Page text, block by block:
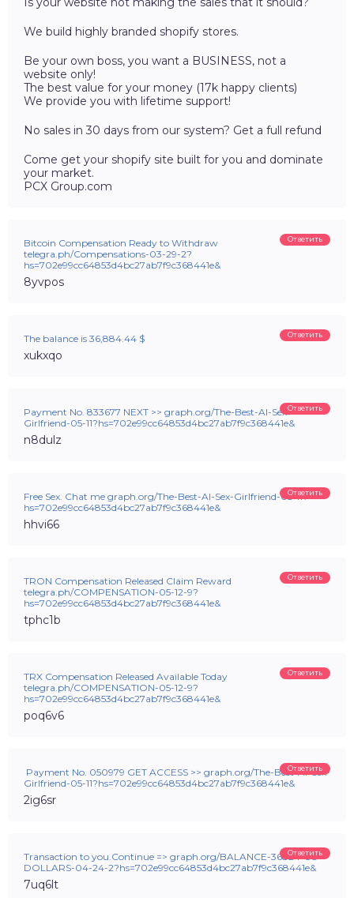
We build highly branded shopify stores.
Be your own boss, you want a BUSINESS, not a
website only!
The best value for your money (17k happy clients)
We provide you with lifetime support!
No sales in 30 days from our system? Get a full refund
Come get your shopify site built for you and dominate
your market.
PCX Group.com
Bitcoin Compensation Ready to Withdraw
telegra.ph/Compensations-03-29-2?
hs=702e99cc64853d4bc27ab7f9c368441e&
Ответить
8yvpos
The balance is 36,884.44 $ Ответить
xukxqo
Payment No. 833677 NEXT >> graph.org/The-Best-AI-Sex-
Girlfriend-05-11?hs=702e99cc64853d4bc27ab7f9c368441e&
Ответить
n8dulz
Free Sex. Chat me graph.org/The-Best-AI-Sex-Girlfriend-05-11?
hs=702e99cc64853d4bc27ab7f9c368441e&
Ответить
hhvi66
TRON Compensation Released Claim Reward
telegra.ph/COMPENSATION-05-12-9?
hs=702e99cc64853d4bc27ab7f9c368441e&
Ответить
tphc1b
TRX Compensation Released Available Today
telegra.ph/COMPENSATION-05-12-9?
hs=702e99cc64853d4bc27ab7f9c368441e&
Ответить
poq6v6
️ Payment No. 050979 GET ACCESS >> graph.org/The-Best-AI-Sex-
Girlfriend-05-11?hs=702e99cc64853d4bc27ab7f9c368441e&
Ответить
2ig6sr
Transaction to you.Continue => graph.org/BALANCE-36824-US-
DOLLARS-04-24-2?hs=702e99cc64853d4bc27ab7f9c368441e&
Ответить
7uq6lt